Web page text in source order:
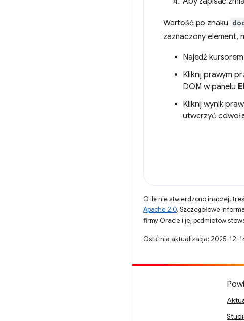
Wartość po znaku
zaznaczony element,
Najedź
Kliknij prawym
DOM w panelu
Kliknij wynik
utworzyć
O ile nie stwierdzono inaczej,
Apache 2.0. Szczegółowe
firmy Oracle i jej podmiotów
Ostatnia aktualizacja: 2025-12-